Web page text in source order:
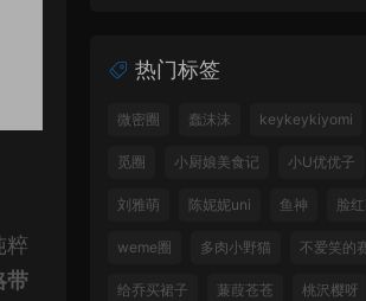
粹
带
热门标签
微密圈 蠢沫沫 keykeykiyomi
觅圈 小厨娘美食记 小U优优子
刘雅萌 陈妮妮uni 鱼神 脸
weme圈 多肉小野猫 不爱笑的
给乔买裙子 蒹葭苍苍 桃沢樱呀